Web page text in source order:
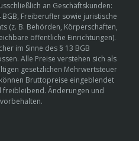
an Geschäftskunden:
Freiberufler sowie juristische
(z. B. Behörden, Körperschaften,
öffentliche Einrichtungen).
im Sinne des § 13 BGB
Alle Preise verstehen sich als
gesetzlichen Mehrwertsteuer
Bruttopreise eingeblendet
Änderungen und